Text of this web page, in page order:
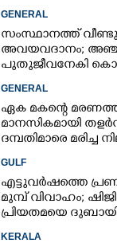
GENERAL
സംസ്ഥാനത്ത്
അവയവദാനം;
പുതുജീവനേകി
ബി അജിത് കുമാർ
GENERAL
ഏക മകന്റെ
മാനസികമായി
ദമ്പതിമാരെ മരിച്ച
കണ്ടെത്തി
GULF
എട്ടുവർഷത്തെ
മുമ്പ് വിവാഹം;
പ്രിയതമയെ
കൊണ്ടുവരാനുള്ള
KERALA